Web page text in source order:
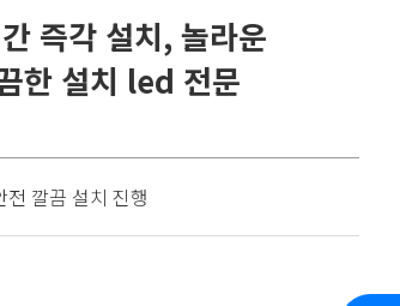
즉각 설치, 놀라운
한 설치 led 전문
깔끔 설치 진행